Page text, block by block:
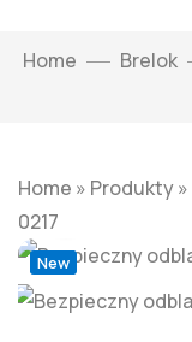
Home Brelok
Home » Produkty»
0217
New